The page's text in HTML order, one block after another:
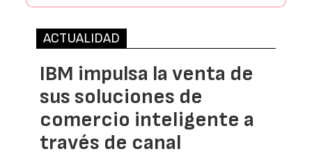
ACTUALIDAD
IBM impulsa la venta de
sus soluciones de
comercio inteligente a
través de canal